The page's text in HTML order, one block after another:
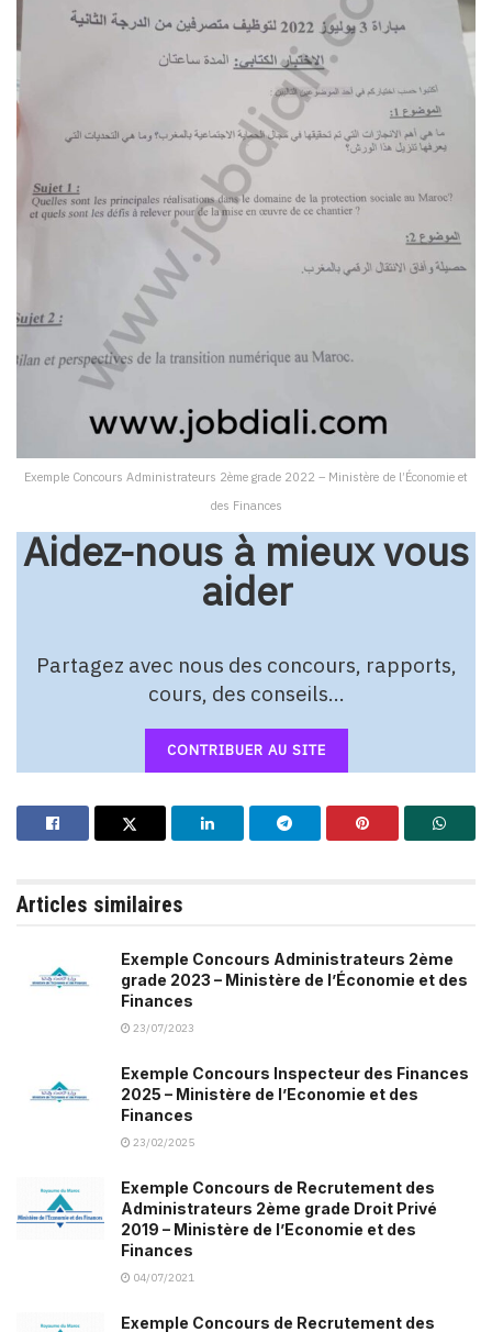
Exemple Concours Administrateurs 2ème grade 2022 – Ministère de l’Économie et
des Finances
Aidez-nous à mieux vous
aider
Partagez avec nous des concours, rapports,
cours, des conseils…
CONTRIBUER AU SITE
Articles similaires
Exemple Concours Administrateurs 2ème
grade 2023 – Ministère de l’Économie et des
Finances
23/07/2023
Exemple Concours Inspecteur des Finances
2025 – Ministère de l’Economie et des
Finances
23/02/2025
Exemple Concours de Recrutement des
Administrateurs 2ème grade Droit Privé
2019 – Ministère de l’Economie et des
Finances
04/07/2021
Exemple Concours de Recrutement des